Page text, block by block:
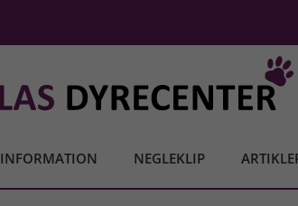
INFORMATION NEGLEKLIP